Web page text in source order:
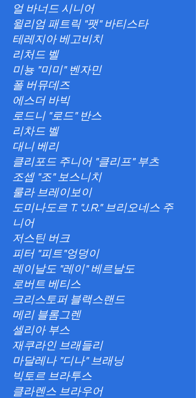
얼 바너드 시니어
윌리엄 패트릭 "팻" 바티스타
테레지아 베고비치
리처드 벨
미뇽 "미미" 벤자민
폴 버뮤데즈
에스더 바빅
로드니 "로드" 반스
리차드 벨
대니 베리
클리포드 주니어 "클리프" 부츠
조셉 "조" 보스니치
룰라 브레이보이
도미나도르 T. "J.R." 브리오네스 주
니어
저스틴 버크
피터 "피트"엉덩이
레이날도 "레이" 베르날도
로버트 베티스
크리스토퍼 블랙스랜드
메리 블롬그렌
셀리아 부스
재쿠라인 브래들리
마달레나 "디나" 브래닝
빅토르 브라투스
클라렌스 브라우어